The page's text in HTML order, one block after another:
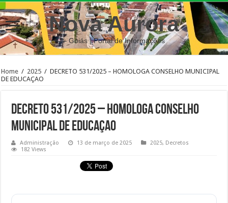
Nova Aurora
– Goiás | Portal de Informações
Home / 2025 / DECRETO 531/2025 – HOMOLOGA CONSELHO MUNICIPAL
DE EDUCAÇAO
DECRETO 531/2025 – HOMOLOGA CONSELHO
MUNICIPAL DE EDUCAÇAO
Administração 13 de março de 2025 2025, Decretos
182 Views